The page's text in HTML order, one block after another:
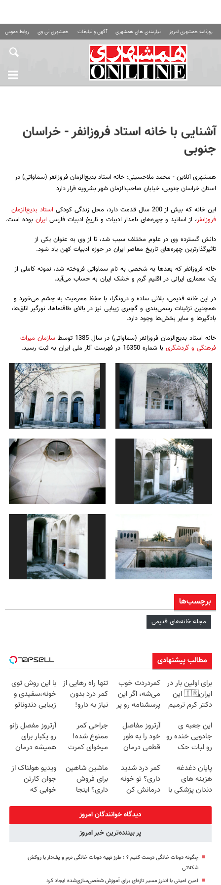
روزنامه همشهری امروز نیازمندی های همشهری آگهی و تبلیغات همشهری تی وی روابط عمومی
آشنایی با خانه استاد فروزانفر - خراسان
جنوبی
همشهری آنلاین - محمد ملاحسینی: خانه استاد بدیع‌الزمان فروزانفر (سماواتی) در
استان خراسان جنوبی، خیابان صاحب‌الزمان شهر بشرویه قرار دارد
این خانه که بیش از 200 سال قدمت دارد، محل زندگی کودکی
استاد بدیع‌الزمان
فروزانفر، از اساتید و چهره‌های نامدار ادبیات و تاریخ ادبیات فارسی ایران بوده است.
دانش گسترده وی در علوم مختلف سبب شد، تا از وی به عنوان یکی از
تاثیرگذارترین چهره‌های تاریخ معاصر ایران در حوزه ادبیات کهن یاد شود.
خانه فروزانفر که بعدها به شخصی به نام سماواتی فروخته شد، نمونه کاملی از
یک معماری ایرانی در اقلیم گرم و خشک ایران به حساب می‌آید.
در این خانه قدیمی، پلانی ساده و درونگرا، با حفظ محرمیت به چشم می‌خورد و
همچنین تزئینات رسمی‌بندی و گچبری زیبایی نیز در بالای طاقنماها، نورگیر اتاق‌ها،
بادگیرها و سایر بخش‌ها وجود دارد.
خانه استاد بدیع‌الزمان فروزانفر (سماواتی) در سال 1385 توسط
سازمان میراث
فرهنگی و گردشگری با شماره 16350 در فهرست آثار ملی ایران به ثبت رسید.
برچسب‌ها
مجله خانه‌های قدیمی
مطالب پیشنهادی
برای اولین بار در
ایران🇮🇷 این
دکتر کرم ترمیم
ساخت!
کمردردت خوب
می‌شه، اگر این
پرسشنامه رو پر
تنها راه رهایی از
کمر درد بدون
نیاز به دارو!
با این روش توی
خونه،سفیدی و
زیبایی دندوناتو
(40%off)
این جعبه ی
جادویی خنده رو
رو لبات حک
خرید40%تخفیف
آرتروز مفاصل
خود را به طور
قطعی درمان
◗پرسش‌نامه◖
جراحی کمر
ممنوع شده!
میخوای کمرت
درمان کنی؟
((پرسش‌نامه))
آرتروز مفصل زانو
رو یکبار برای
همیشه درمان
◗پرسش‌نامه◖
پایان دغدغه
هزینه های
دندان پزشکی با
کمر درد شدید
داری؟ تو خونه
درمانش کن
ماشین شاهین
برای فروش
داری؟ اینجا
بفروش
ویدیو هولناک از
جوان کارتن
خوابی که
دیدگاه خوانندگان امروز
پر بیننده‌ترین خبر امروز
چگونه دونات خانگی درست کنیم ؟ ؛ طرز تهیه دونات خانگی نرم و پف‌دار با روکش
شکلاتی
امین امینی با اندرز مسیر تازه‌ای برای آموزش شخصی‌سازی‌شده ایجاد کرد